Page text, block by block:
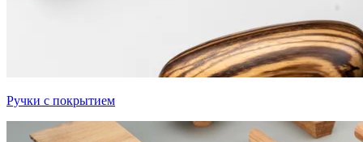
Ручки с покрытием